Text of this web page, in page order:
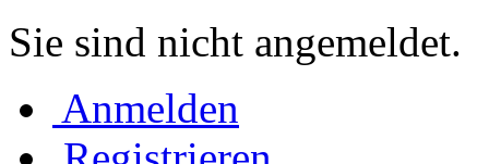
Sie sind nicht angemeldet.
Anmelden